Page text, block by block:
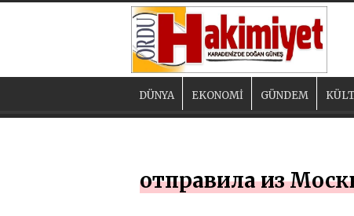
DÜNYA EKONOMİ GÜNDEM
отправила из